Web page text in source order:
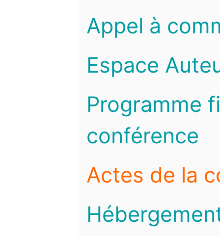
Appel à
Espace
Programme
conférence
Actes de la